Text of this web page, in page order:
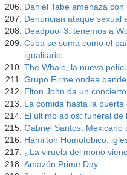
Daniel Tabe amenaza con
Denuncian ataque sexual
Deadpool 3: tenemos a
Cuba se suma como el
igualitario
The Whale, la nueva
Grupo Firme ondea
Elton John da un
La comida hasta la puerta
El último adiós: funeral de
Gabriel Santos: Mexicano
Hamilton Homofóbico:
¿La viruela del mono
Amazón Prime Day